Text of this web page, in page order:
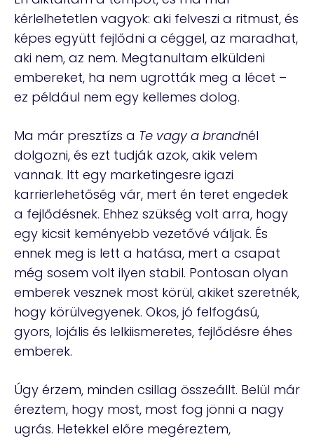
kérlelhetetlen vagyok: aki felveszi a ritmust, és
képes együtt fejlődni a céggel, az maradhat,
aki nem, az nem. Megtanultam elküldeni
embereket, ha nem ugrották meg a lécet –
ez például nem egy kellemes dolog.
Ma már presztízs a Te vagy a brandnél
dolgozni, és ezt tudják azok, akik velem
vannak. Itt egy marketingesre igazi
karrierlehetőség vár, mert én teret engedek
a fejlődésnek. Ehhez szükség volt arra, hogy
egy kicsit keményebb vezetővé váljak. És
ennek meg is lett a hatása, mert a csapat
még sosem volt ilyen stabil. Pontosan olyan
emberek vesznek most körül, akiket szeretnék,
hogy körülvegyenek. Okos, jó felfogású,
gyors, lojális és lelkiismeretes, fejlődésre éhes
emberek.
Úgy érzem, minden csillag összeállt. Belül már
éreztem, hogy most, most fog jönni a nagy
ugrás. Hetekkel előre megéreztem,